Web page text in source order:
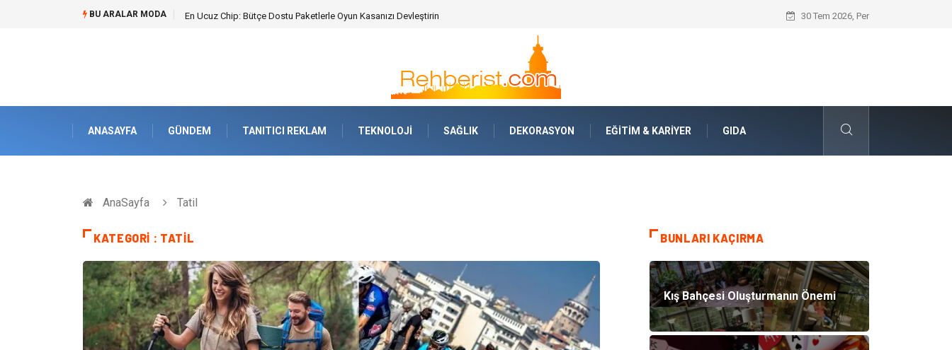
BU ARALAR MODA Bohem Ev Dekoru Nedir? Jiletli Tel Sistemleri ile Alanlarınızda
30 Tem 2026, Per
ANASAYFA GÜNDEM TANITICI REKLAM TEKNOLOJI SAĞLIK DEKORASYON EĞITIM & KARIYER GIDA
AnaSayfa Tatil
KATEGORI : TATIL BUNLARI KAÇIRMA
Kış Bahçesi Oluşturmanın Önemi